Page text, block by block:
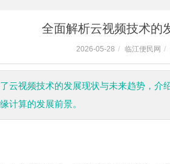
全面解析云视频技术的
2026-05-28 / 临江便民网 /
云视频技术的发展现状与未来趋势，介
计算的发展前景。